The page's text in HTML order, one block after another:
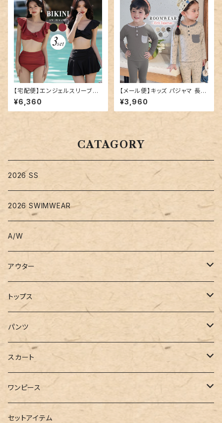
【宅配便】エンジェルスリーブビ
キニ／hys2978
¥6,360
【メール便】キッズ パジャマ 長袖
男の子 女の子／roomwear26
3
¥3,960
CATAGORY
2026 SS
2026 SWIMWEAR
A/W
アウター
コート
ジャケット
ブルゾン
ロングシャツ
ダウンジャケット
トップス
Tシャツ
カットソー
半袖
スウェット・パーカー
ニット
パンツ
デニム
スキニー
ショートパンツ
スカート
ロング
ミニ
ワンピース
シャツワンピース
セットアイテム